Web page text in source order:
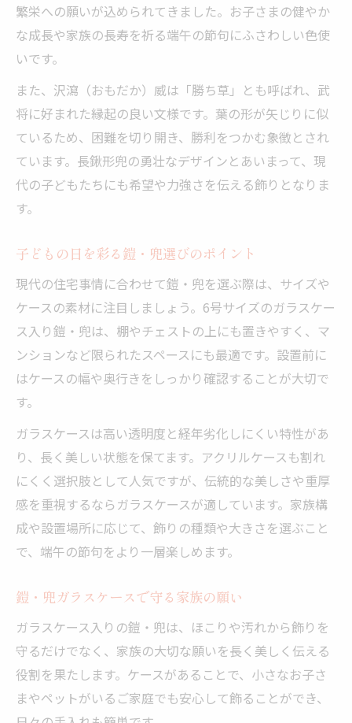
繁栄への願いが込められてきました。お子さまの健やか
な成長や家族の長寿を祈る端午の節句にふさわしい色使
いです。
また、沢瀉（おもだか）威は「勝ち草」とも呼ばれ、武
将に好まれた縁起の良い文様です。葉の形が矢じりに似
ているため、困難を切り開き、勝利をつかむ象徴とされ
ています。長鍬形兜の勇壮なデザインとあいまって、現
代の子どもたちにも希望や力強さを伝える飾りとなりま
す。
子どもの日を彩る鎧・兜選びのポイント
現代の住宅事情に合わせて鎧・兜を選ぶ際は、サイズや
ケースの素材に注目しましょう。6号サイズのガラスケー
ス入り鎧・兜は、棚やチェストの上にも置きやすく、マ
ンションなど限られたスペースにも最適です。設置前に
はケースの幅や奥行きをしっかり確認することが大切で
す。
ガラスケースは高い透明度と経年劣化しにくい特性があ
り、長く美しい状態を保てます。アクリルケースも割れ
にくく選択肢として人気ですが、伝統的な美しさや重厚
感を重視するならガラスケースが適しています。家族構
成や設置場所に応じて、飾りの種類や大きさを選ぶこと
で、端午の節句をより一層楽しめます。
鎧・兜ガラスケースで守る家族の願い
ガラスケース入りの鎧・兜は、ほこりや汚れから飾りを
守るだけでなく、家族の大切な願いを長く美しく伝える
役割を果たします。ケースがあることで、小さなお子さ
まやペットがいるご家庭でも安心して飾ることができ、